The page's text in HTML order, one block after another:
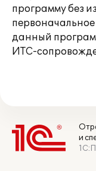
программу без
данный
ИТС-
и